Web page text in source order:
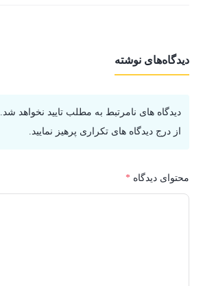
دیدگاه‌های نوشته
دیدگاه های نامرتبط به مطلب تایید نخواهد شد.
از درج دیدگاه های تکراری پرهیز نمایید.
محتوای دیدگاه *